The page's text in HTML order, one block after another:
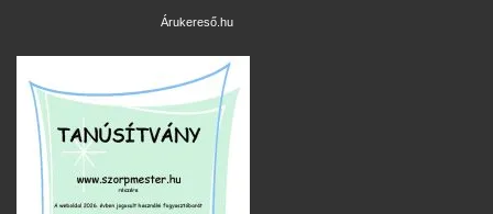
Árukereső.hu